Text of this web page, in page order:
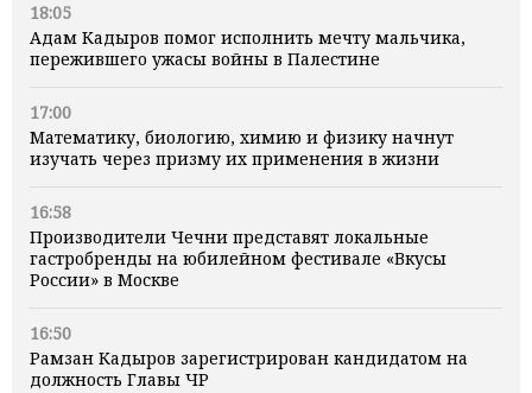
18:05
Адам Кадыров помог исполнить мечту мальчика,
пережившего ужасы войны в Палестине
17:00
Математику, биологию, химию и физику начнут
изучать через призму их применения в жизни
16:58
Производители Чечни представят локальные
гастробренды на юбилейном фестивале «Вкусы
России» в Москве
16:50
Рамзан Кадыров зарегистрирован кандидатом на
должность Главы ЧР